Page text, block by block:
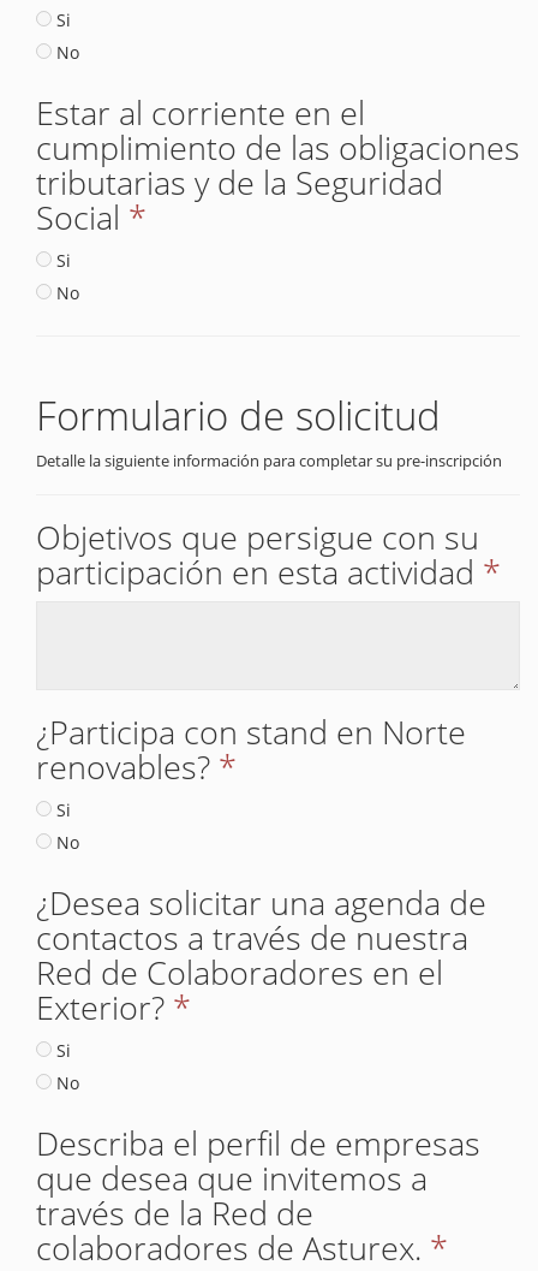
Si
No
Estar al corriente en el
cumplimiento de las obligaciones
tributarias y de la Seguridad
Social *
Si
No
Formulario de solicitud
Detalle la siguiente información para completar su pre-inscripción
Objetivos que persigue con su
participación en esta actividad *
¿Participa con stand en Norte
renovables? *
Si
No
¿Desea solicitar una agenda de
contactos a través de nuestra
Red de Colaboradores en el
Exterior? *
Si
No
Describa el perfil de empresas
que desea que invitemos a
través de la Red de
colaboradores de Asturex. *